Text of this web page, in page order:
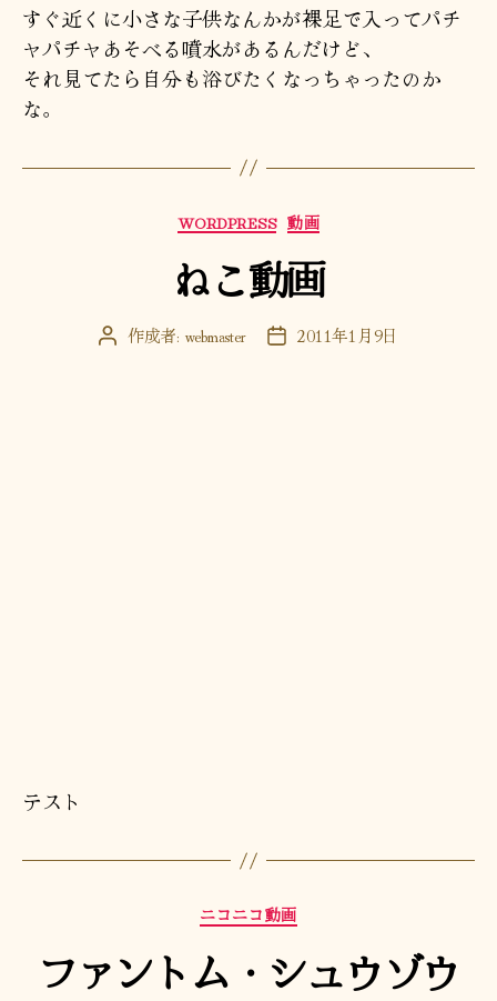
すぐ近くに小さな子供なんかが裸足で入ってパチ
ャパチャあそべる噴水があるんだけど、
それ見てたら自分も浴びたくなっちゃったのか
な。
カ
テ
ゴ
リ
WORDPRESS 動画
ねこ動画
投 作成者: webmaster
投 2011年1月9日
テスト
カ
テ
リ
ニコニコ動画
ファントム・シュウゾウ